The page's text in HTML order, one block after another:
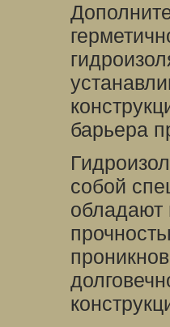
барьера
собой
обладают